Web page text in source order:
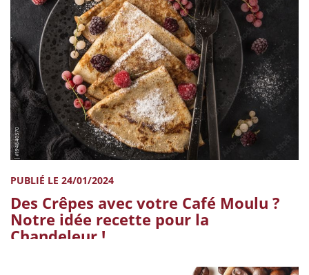
PUBLIÉ LE 24/01/2024
Des Crêpes avec votre Café Moulu ?
Notre idée recette pour la
Chandeleur !